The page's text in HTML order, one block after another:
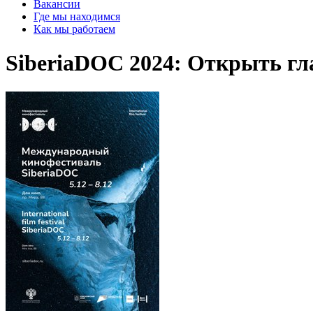
Вакансии
Где мы находимся
Как мы работаем
SiberiaDOC 2024: Открыть